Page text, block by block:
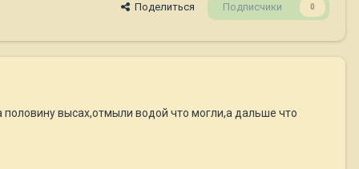
Поделиться Подписчики 0
высах,отмыли водой что могли,а дальше что